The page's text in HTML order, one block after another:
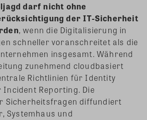
darf nicht ohne
der IT-Sicherheit
, wenn die Digitalisierung in
schneller voranschreitet als die
insgesamt. Während
zunehmend cloudbasiert
Richtlinien für Identity
Incident Reporting. Die
Sicherheitsfragen diffundiert
Systemhaus und